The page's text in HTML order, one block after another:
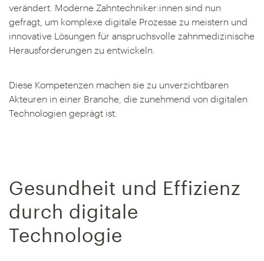
verändert. Moderne Zahntechniker:innen sind nun
gefragt, um komplexe digitale Prozesse zu meistern und
innovative Lösungen für anspruchsvolle zahnmedizinische
Herausforderungen zu entwickeln.
Diese Kompetenzen machen sie zu unverzichtbaren
Akteuren in einer Branche, die zunehmend von digitalen
Technologien geprägt ist.
Gesundheit und Effizienz
durch digitale
Technologie